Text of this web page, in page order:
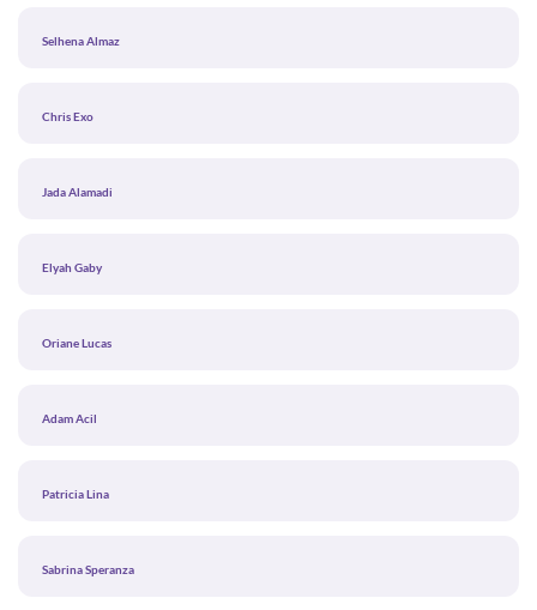
Selhena Almaz
Chris Exo
Jada Alamadi
Elyah Gaby
Oriane Lucas
Adam Acil
Patricia Lina
Sabrina Speranza